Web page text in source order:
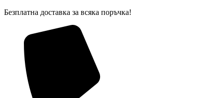
Skip
Безплатна доставка за всяка поръчка!